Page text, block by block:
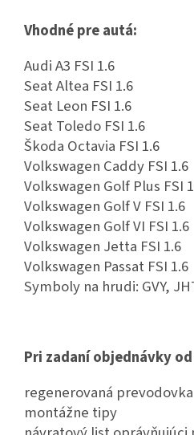
Vhodné pre autá:
Audi A3 FSI 1.6
Seat Altea FSI 1.6
Seat Leon FSI 1.6
Seat Toledo FSI 1.6
Škoda Octavia FSI 1.6
Volkswagen Caddy FSI 1.6
Volkswagen Golf Plus FSI
Volkswagen Golf V FSI 1.6
Volkswagen Golf VI FSI 1.6
Volkswagen Jetta FSI 1.6
Volkswagen Passat FSI 1.6
Symboly na hrudi: GVY,
Pri zadaní objednávky
regenerovaná prevodovka
montážne tipy